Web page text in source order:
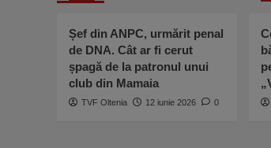
Șef din ANPC, urmărit penal
de DNA. Cât ar fi cerut
șpagă de la patronul unui
club din Mamaia
TVF Oltenia 12 iunie 2026 0